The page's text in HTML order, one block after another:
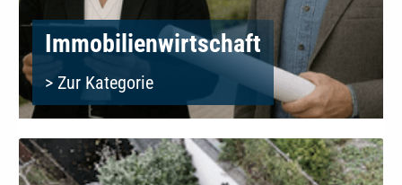
Immobilienwirtschaft
> Zur Kategorie